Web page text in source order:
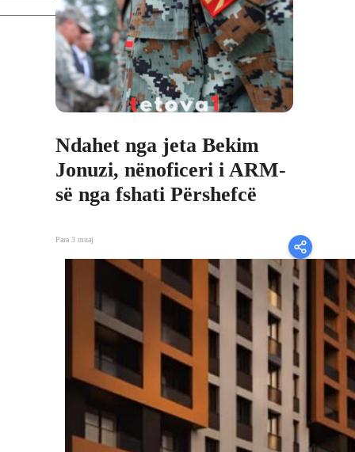
Ndahet nga jeta Bekim
Jonuzi, nënoficeri i ARM-
së nga fshati Përshefcë
Para 3 muaj